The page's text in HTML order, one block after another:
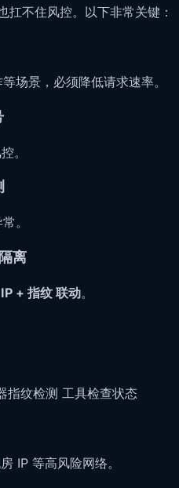
扛不住风控。以下非常关键：
场景，必须降低请求速率。
。
。
离
IP + 指纹 联动。
指纹检测 工具检查状态
IP 等高风险网络。